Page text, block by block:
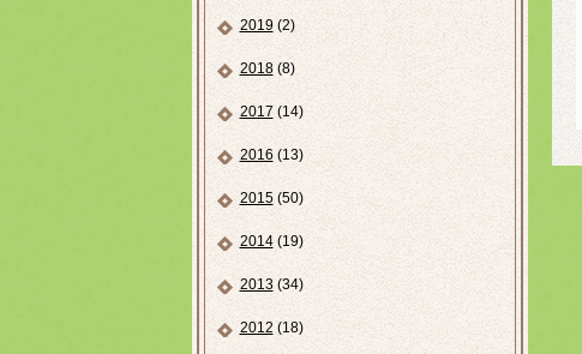
2019(2)
2018(8)
2017(14)
2016(13)
2015(50)
2014(19)
2013(34)
2012 (18)